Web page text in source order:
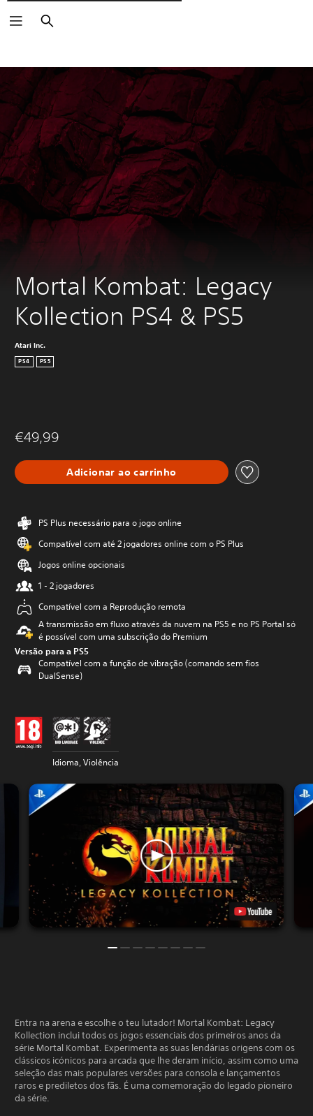
Pesquisar
Mortal Kombat: Legacy
Kollection PS4 & PS5
Atari Inc.
PS4 PS5
€49,99
Adicionar ao carrinho
PS Plus necessário para o jogo online
Compatível com até 2 jogadores online com o PS Plus
Jogos online opcionais
1 - 2 jogadores
Compatível com a Reprodução remota
A transmissão em fluxo através da nuvem na PS5 e no PS Portal só
é possível com uma subscrição do Premium
Versão para a PS5
Compatível com a função de vibração (comando sem fios
DualSense)
Idioma, Violência
Entra na arena e escolhe o teu lutador! Mortal Kombat: Legacy
Kollection inclui todos os jogos essenciais dos primeiros anos da
série Mortal Kombat. Experimenta as suas lendárias origens com os
clássicos icónicos para arcada que lhe deram início, assim como uma
seleção das mais populares versões para consola e lançamentos
raros e prediletos dos fãs. É uma comemoração do legado pioneiro
da série.